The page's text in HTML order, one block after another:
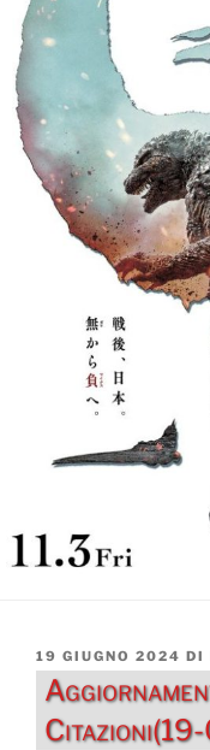
PUBBLICATO
IL
19 GIUGNO 2024 DI